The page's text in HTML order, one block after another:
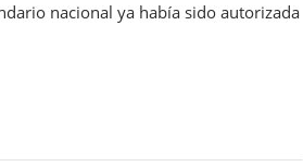
nacional ya había sido autorizada